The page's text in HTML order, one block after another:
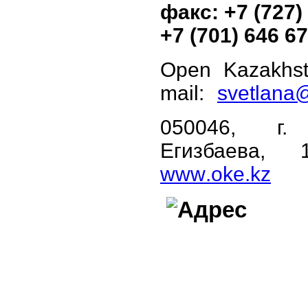
факс: +7
+7 (701) 646
Open
mail:
050046, г.
www.oke.kz